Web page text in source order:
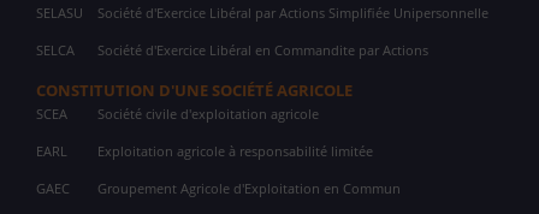
SELASU Société d'Exercice Libéral par Actions Simplifiée Unipersonnelle
SELCA Société d'Exercice Libéral en Commandite par Actions
CONSTITUTION D'UNE SOCIÉTÉ AGRICOLE
SCEA Société civile d'exploitation agricole
EARL Exploitation agricole à responsabilité limitée
GAEC Groupement Agricole d'Exploitation en Commun